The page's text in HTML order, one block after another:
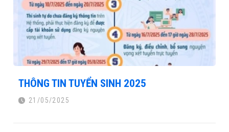
THÔNG TIN TUYỂN SINH 2025
21/05/2025